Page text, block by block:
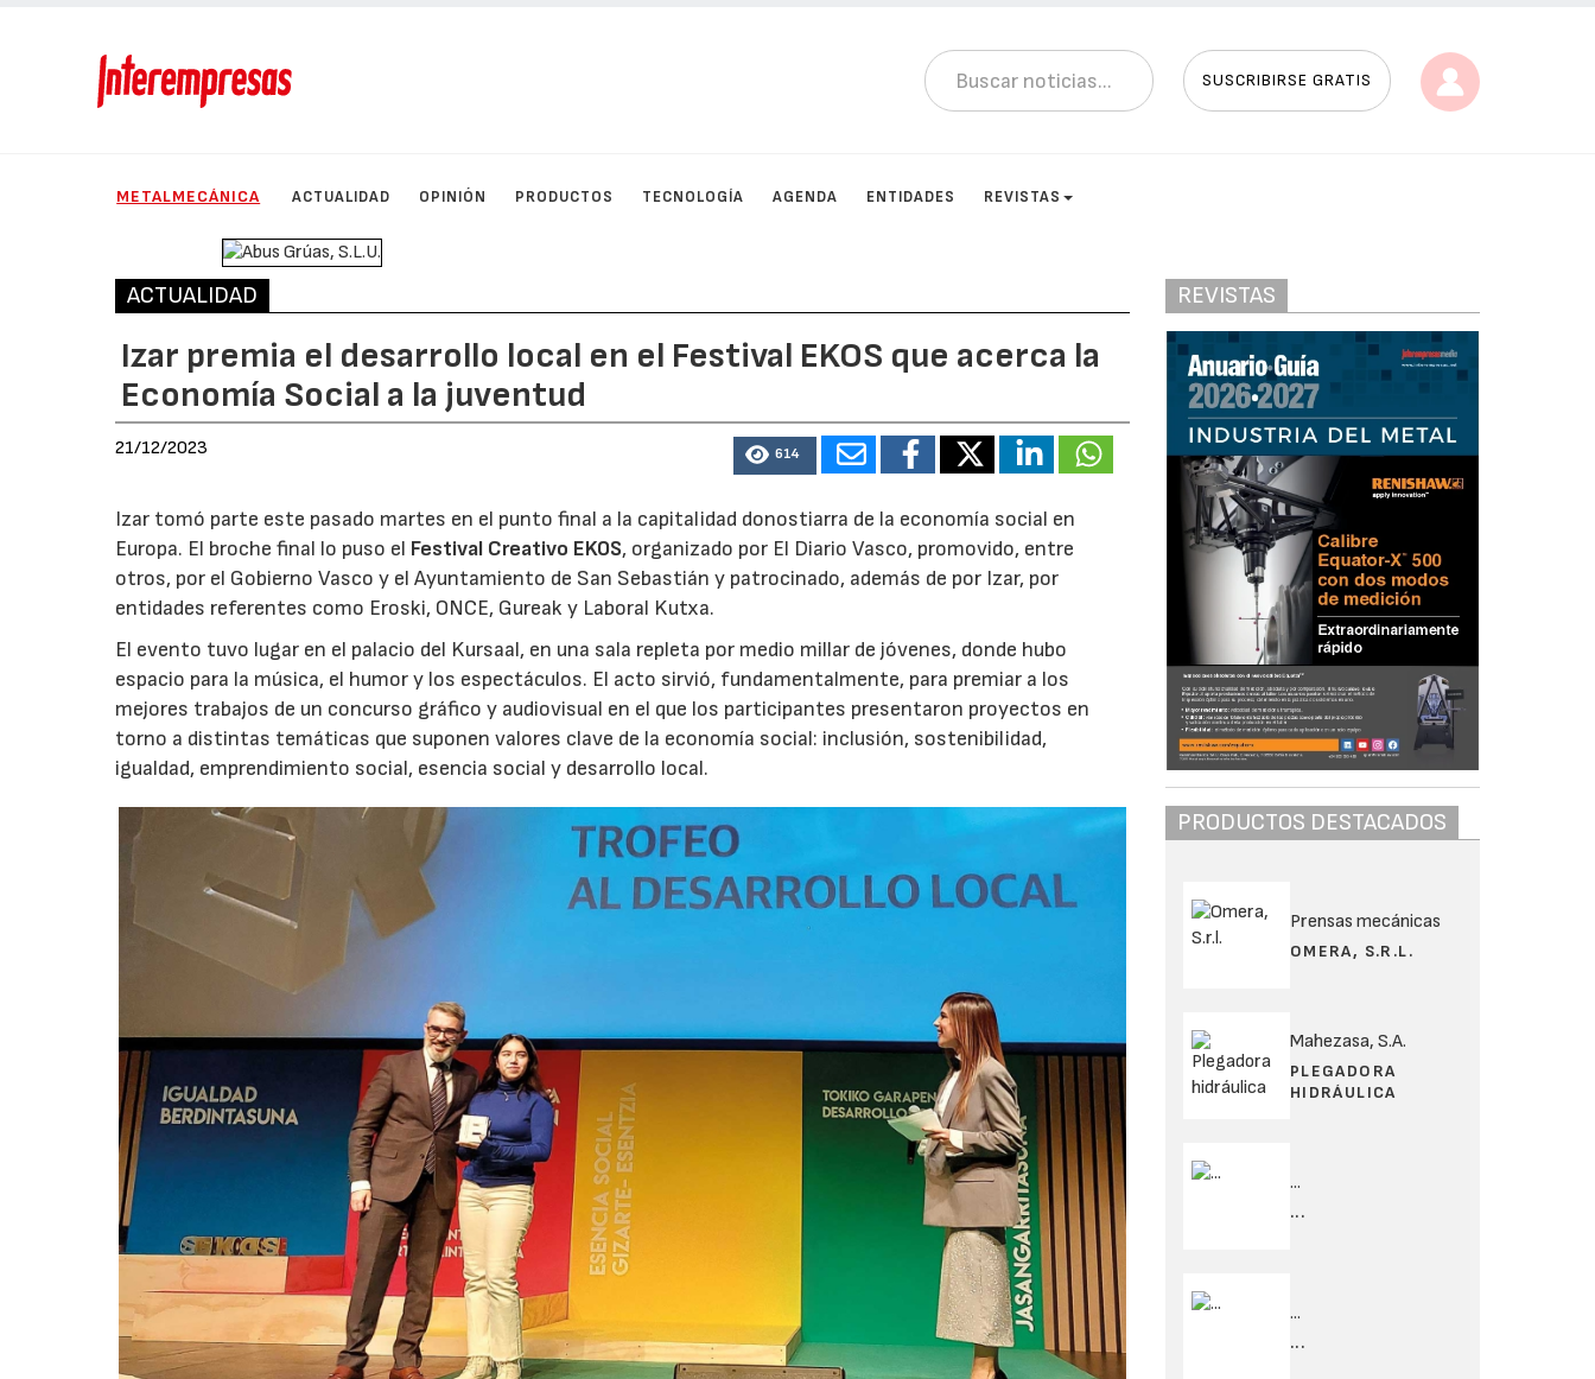
SUSCRIBIRSE GRATIS
METALMECÁNICA ACTUALIDAD OPINIÓN PRODUCTOS TECNOLOGÍA AGENDA ENTIDADES REVISTAS
ACTUALIDAD
Izar premia el desarrollo local en el Festival EKOS que acerca la
Economía Social a la juventud
21/12/2023 614
Izar tomó parte este pasado martes en el punto final a la capitalidad donostiarra de la economía social en
Europa. El broche final lo puso el Festival Creativo EKOS, organizado por El Diario Vasco, promovido, entre
otros, por el Gobierno Vasco y el Ayuntamiento de San Sebastián y patrocinado, además de por Izar, por
entidades referentes como Eroski, ONCE, Gureak y Laboral Kutxa.
El evento tuvo lugar en el palacio del Kursaal, en una sala repleta por medio millar de jóvenes, donde hubo
espacio para la música, el humor y los espectáculos. El acto sirvió, fundamentalmente, para premiar a los
mejores trabajos de un concurso gráfico y audiovisual en el que los participantes presentaron proyectos en
torno a distintas temáticas que suponen valores clave de la economía social: inclusión, sostenibilidad,
igualdad, emprendimiento social, esencia social y desarrollo local.
REVISTAS
PRODUCTOS DESTACADOS
Prensas mecánicas
OMERA, S.R.L.
Mahezasa, S.A.
PLEGADORA
HIDRÁULICA
...
...
...
...